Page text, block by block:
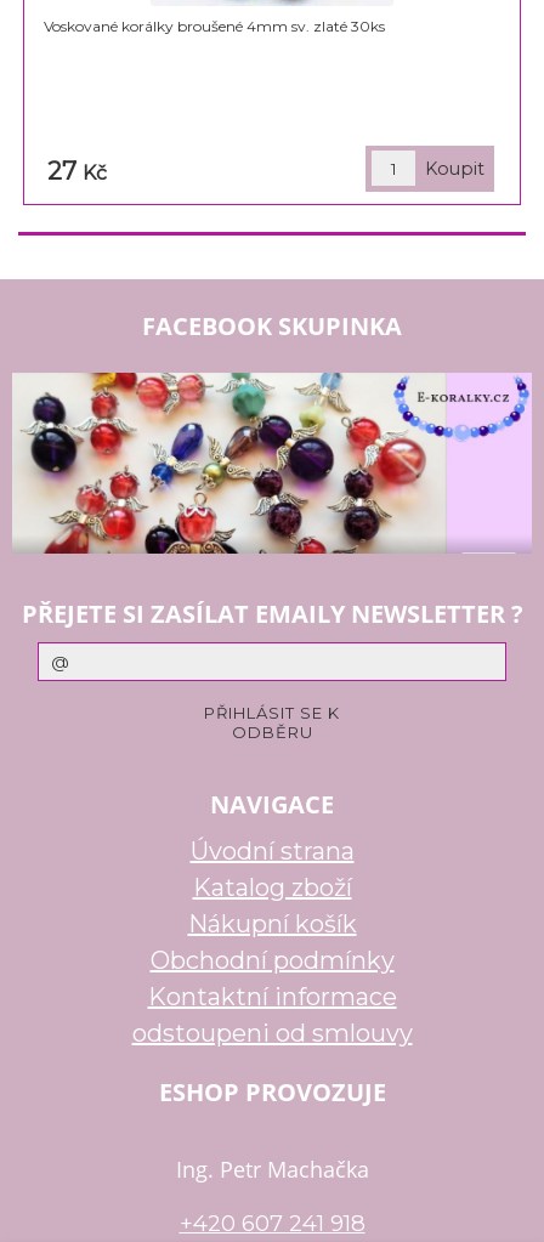
Voskované korálky broušené 4mm sv. zlaté 30ks
27 Kč
FACEBOOK SKUPINKA
PŘEJETE SI ZASÍLAT EMAILY NEWSLETTER ?
NAVIGACE
Úvodní strana
Katalog zboží
Nákupní košík
Obchodní podmínky
Kontaktní informace
odstoupeni od smlouvy
ESHOP PROVOZUJE
Ing. Petr Machačka
+420 607 241 918